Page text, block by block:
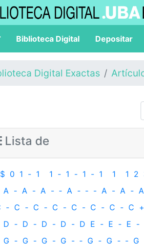
Biblioteca Digital Depositar
Digital Exactas
Lista de
$ 0 1 - 1 1 - 1 - 1 - 1 1 1 2
A - A - A - ‐ A - ‐ - A - A - A
- C - C - C - C - C - C - C +
D - D - D - D - D E - E - E -
G - G - G - G - ‐ G - G - ‐ G